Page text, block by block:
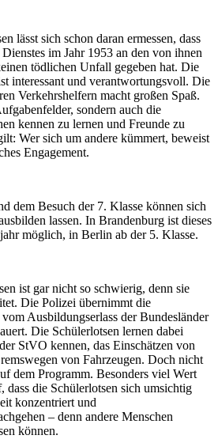
lässt sich schon daran ermessen, dass
im Jahr 1953 an den von ihnen
tödlichen Unfall gegeben hat. Die
interessant und verantwortungsvoll. Die
Verkehrshelfern macht großen Spaß.
sondern auch die
kennen zu lernen und Freunde zu
Wer sich um andere kümmert, beweist
Engagement.
dem Besuch der 7. Klasse können sich
lassen. In Brandenburg ist dieses
möglich, in Berlin ab der 5. Klasse.
ist gar nicht so schwierig, denn sie
Die Polizei übernimmt die
Ausbildungserlass der Bundesländer
Die Schülerlotsen lernen dabei
StVO kennen, das Einschätzen von
von Fahrzeugen. Doch nicht
dem Programm. Besonders viel Wert
dass die Schülerlotsen sich umsichtig
konzentriert und
– denn andere Menschen
können.